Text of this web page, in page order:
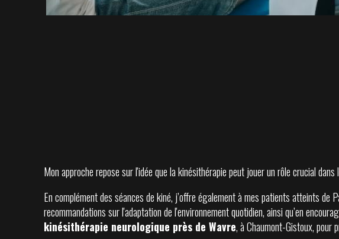
Mon approche repose sur l'idée que la kinésithérapie peut jouer un rôle crucial
En complément des séances de kiné, j’offre également à mes patients atteints
recommandations sur l'adaptation de l'environnement quotidien, ainsi qu’en
kinésithérapie neurologique près de Wavre, à Chaumont-Gistoux, pour